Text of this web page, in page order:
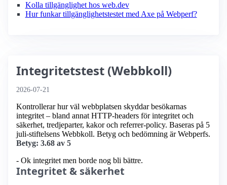
Kolla tillgänglighet hos web.dev
Hur funkar tillgänglighetstestet med Axe på Webperf?
Integritetstest (Webbkoll)
2026-07-21
Kontrollerar hur väl webbplatsen skyddar besökarnas
integritet – bland annat HTTP-headers för integritet och
säkerhet, tredjeparter, kakor och referrer-policy. Baseras på 5
juli-stiftelsens Webbkoll. Betyg och bedömning är Webperfs.
Betyg: 3.68 av 5
- Ok integritet men borde nog bli bättre.
Integritet & säkerhet